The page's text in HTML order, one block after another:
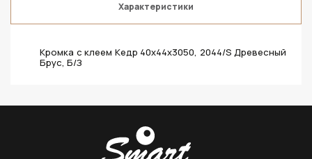
Характеристики
Кромка с клеем Кедр 40х44х3050, 2044/S Древесный
Брус, Б/З